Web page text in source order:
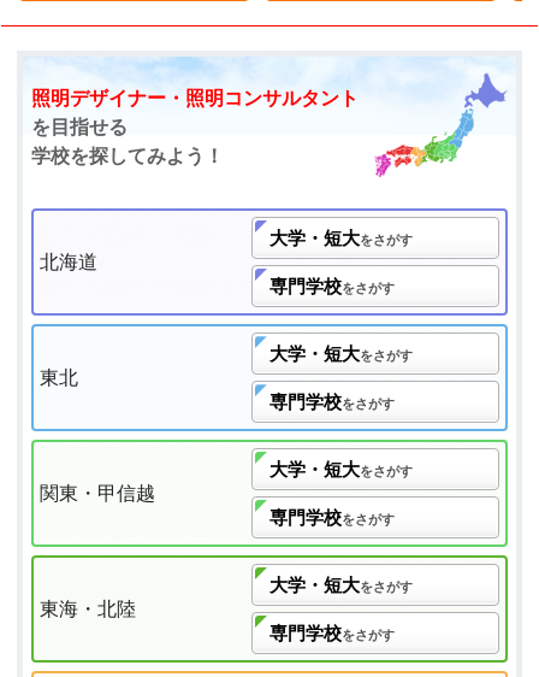
照明デザイナー・照明コンサルタント
を目指せる
学校を探してみよう！
北海道
大学・短大をさがす
専門学校をさがす
東北
大学・短大をさがす
専門学校をさがす
関東・甲信越
大学・短大をさがす
専門学校をさがす
東海・北陸
大学・短大をさがす
専門学校をさがす